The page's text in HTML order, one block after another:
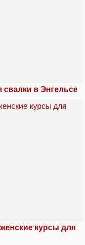
в Энгельсе
курсы для